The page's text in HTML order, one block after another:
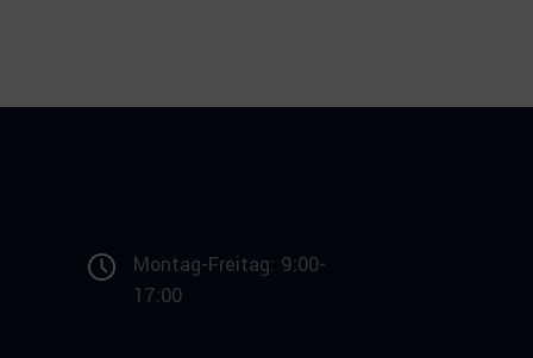
Montag-Freitag: 9:00-
17:00